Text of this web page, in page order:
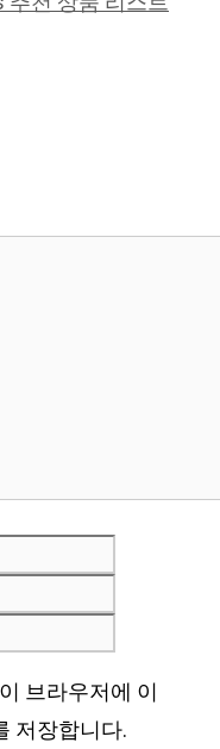
브라우저에 이
저장합니다.